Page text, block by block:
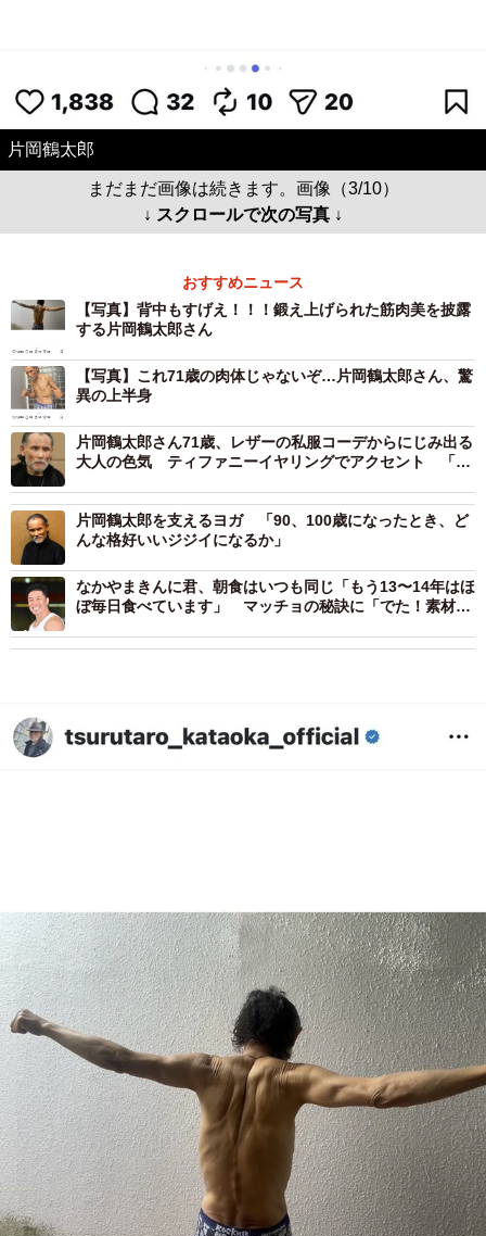
片岡鶴太郎
まだまだ画像は続きます。画像（3/10）
↓ スクロールで次の写真 ↓
おすすめニュース
【写真】背中もすげえ！！！鍛え上げられた筋肉美を披露
する片岡鶴太郎さん
【写真】これ71歳の肉体じゃないぞ…片岡鶴太郎さん、驚
異の上半身
片岡鶴太郎さん71歳、レザーの私服コーデからにじみ出る
大人の色気 ティファニーイヤリングでアクセント 「年
片岡鶴太郎を支えるヨガ 「90、100歳になったとき、ど
んな格好いいジジイになるか」
なかやまきんに君、朝食はいつも同じ「もう13〜14年はほ
ぼ毎日食べています」 マッチョの秘訣に「でた！素材の